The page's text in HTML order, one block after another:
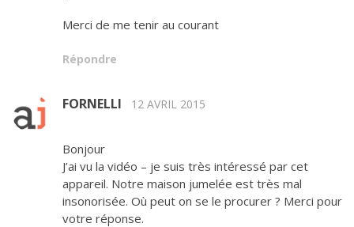
Merci de me tenir au courant
Répondre
FORNELLI 12 AVRIL 2015
Bonjour
J’ai vu la vidéo – je suis très intéressé par cet
appareil. Notre maison jumelée est très mal
insonorisée. Où peut on se le procurer ? Merci pour
votre réponse.